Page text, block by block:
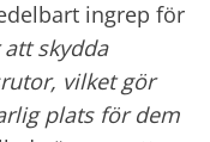
ingrep för
skydda
vilket gör
plats för dem